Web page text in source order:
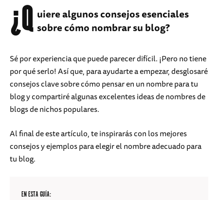
¿Q uiere algunos consejos esenciales
sobre cómo nombrar su blog?
Sé por experiencia que puede parecer difícil. ¡Pero no tiene
por qué serlo! Así que, para ayudarte a empezar, desglosaré
consejos clave sobre cómo pensar en un nombre para tu
blog y compartiré algunas excelentes ideas de nombres de
blogs de nichos populares.
Al final de este artículo, te inspirarás con los mejores
consejos y ejemplos para elegir el nombre adecuado para
tu blog.
EN ESTA GUÍA: